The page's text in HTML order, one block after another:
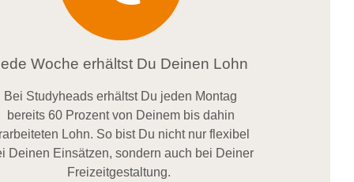
Woche erhältst Du Deinen Lohn
Bei Studyheads erhältst Du jeden Montag
bereits 60 Prozent von Deinem bis dahin
Lohn. So bist Du nicht nur flexibel
Deinen Einsätzen, sondern auch bei Deiner
Freizeitgestaltung.